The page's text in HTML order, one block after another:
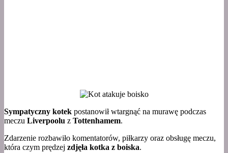
Sympatyczny kotek postanowił wtargnąć na murawę podczas
meczu Liverpoolu z Tottenhamem.
Zdarzenie rozbawiło komentatorów, piłkarzy oraz obsługę meczu,
która czym prędzej zdjęła kotka z boiska.